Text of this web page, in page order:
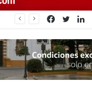
Facebook